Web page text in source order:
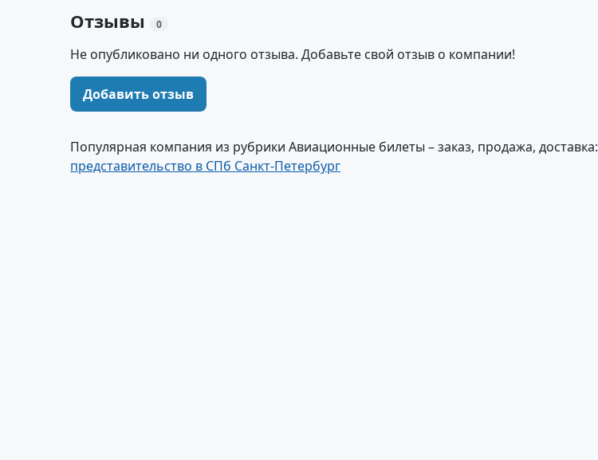
Отзывы 0
Не опубликовано ни одного отзыва. Добавьте свой отзыв о компании!
Добавить отзыв
Популярная компания из рубрики Авиационные билеты – заказ, продажа, доставка:
представительство в СПб Санкт-Петербург